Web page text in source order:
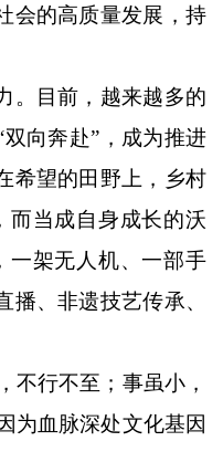
会的高质量发展，持
目前，越来越多的
向奔赴”，成为推进
希望的田野上，乡村
而当成自身成长的沃
一架无人机、一部手
、非遗技艺传承、
行不至；事虽小，
为血脉深处文化基因